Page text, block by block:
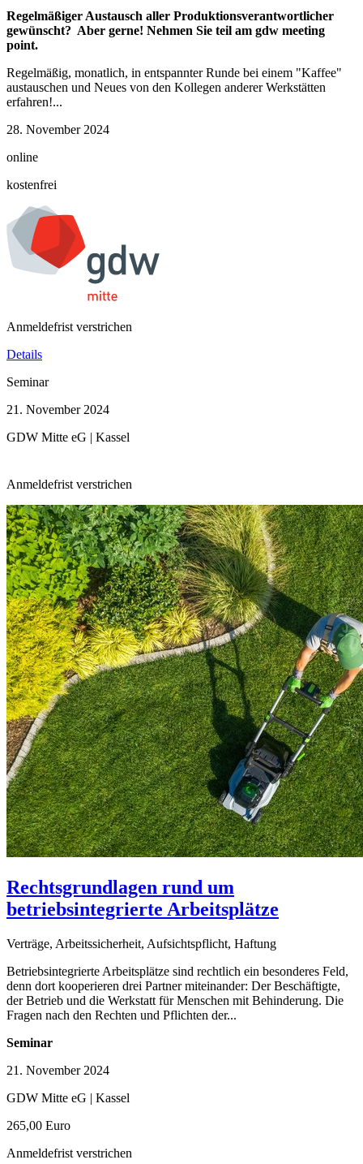
Regelmäßiger Austausch aller Produktionsverantwortlicher
gewünscht? Aber gerne! Nehmen Sie teil am gdw meeting
point.
Regelmäßig, monatlich, in entspannter Runde bei einem "Kaffee"
austauschen und Neues von den Kollegen anderer Werkstätten
erfahren!...
28. November 2024
online
kostenfrei
Anmeldefrist verstrichen
Details
Seminar
21. November 2024
GDW Mitte eG | Kassel
Anmeldefrist verstrichen
Rechtsgrundlagen rund um
betriebsintegrierte Arbeitsplätze
Verträge, Arbeitssicherheit, Aufsichtspflicht, Haftung
Betriebsintegrierte Arbeitsplätze sind rechtlich ein besonderes Feld,
denn dort kooperieren drei Partner miteinander: Der Beschäftigte,
der Betrieb und die Werkstatt für Menschen mit Behinderung. Die
Fragen nach den Rechten und Pflichten der...
Seminar
21. November 2024
GDW Mitte eG | Kassel
265,00 Euro
Anmeldefrist verstrichen